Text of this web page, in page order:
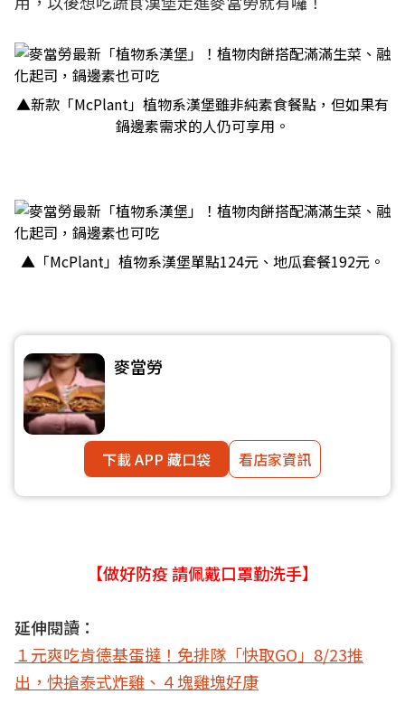
▲新款「McPlant」植物系漢堡雖非純素食餐點，但如果有
鍋邊素需求的人仍可享用。
▲「McPlant」植物系漢堡單點124元、地瓜套餐192元。
麥當勞
下載 APP 藏口袋 看店家資訊
【做好防疫 請佩戴口罩勤洗手】
延伸閱讀：
１元爽吃肯德基蛋撻！免排隊「快取GO」8/23推
出，快搶泰式炸雞、４塊雞塊好康